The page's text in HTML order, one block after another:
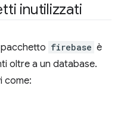
inutilizzati
pacchetto firebase è
oltre a un database.
come: